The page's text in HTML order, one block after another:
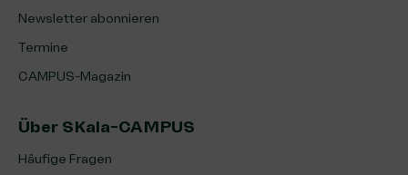
Newsletter abonnieren
Termine
CAMPUS-Magazin
Über SKala-CAMPUS
Häufige Fragen